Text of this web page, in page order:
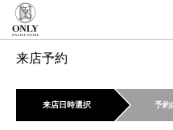
来店予約
来店日時選択 予約